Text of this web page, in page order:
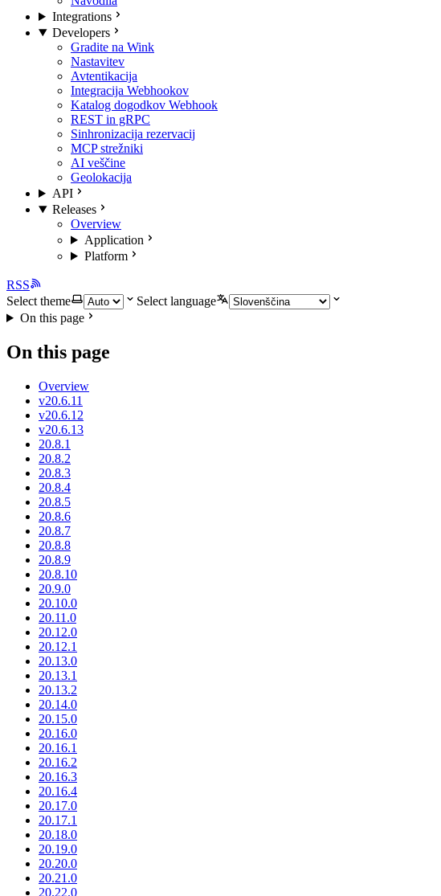
Integrations
Developers
Gradite na Wink
Nastavitev
Avtentikacija
Integracija Webhookov
Katalog dogodkov Webhook
REST in gRPC
Sinhronizacija rezervacij
MCP strežniki
AI veščine
Geolokacija
API
Releases
Overview
Application
Platform
RSS
Select theme
Select language
On this page
On this page
Overview
v20.6.11
v20.6.12
v20.6.13
20.8.1
20.8.2
20.8.3
20.8.4
20.8.5
20.8.6
20.8.7
20.8.8
20.8.9
20.8.10
20.9.0
20.10.0
20.11.0
20.12.0
20.12.1
20.13.0
20.13.1
20.13.2
20.14.0
20.15.0
20.16.0
20.16.1
20.16.2
20.16.3
20.16.4
20.17.0
20.17.1
20.18.0
20.19.0
20.20.0
20.21.0
20.22.0